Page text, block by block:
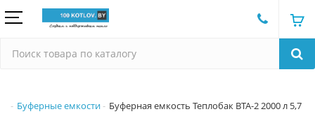
Буферные емкости Буферная емкость Теплобак ВТА-2 2000 л 5,7